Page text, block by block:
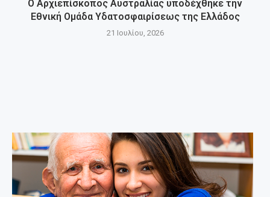
Ο Αρχιεπίσκοπος Αυστραλίας υποδέχθηκε την
Εθνική Ομάδα Υδατοσφαιρίσεως της Ελλάδος
21 Ιουλίου, 2026